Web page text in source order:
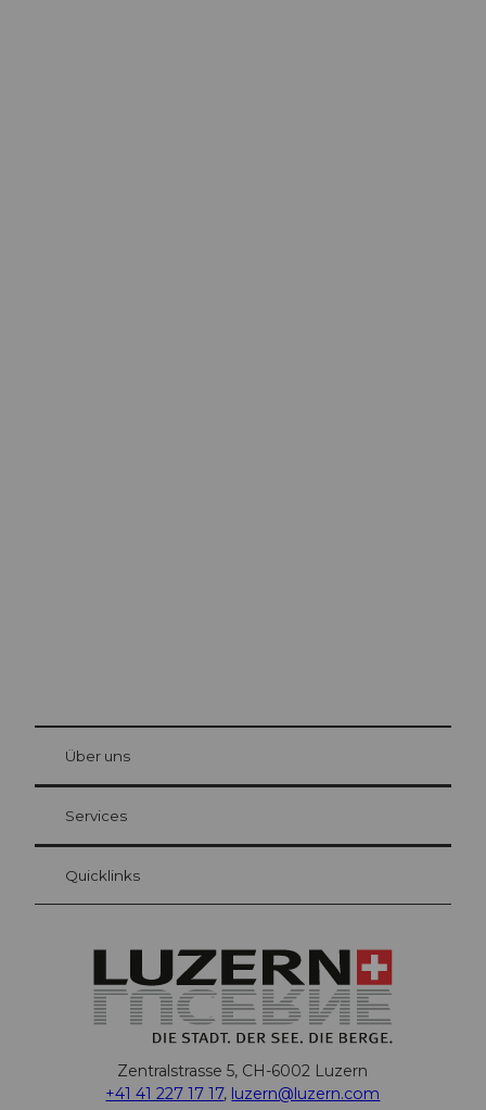
Gästekarte Luzern
Ihre Vorteile als Übernachtungsgast
at Bre
Über uns
Services
Quicklinks
Zentralstrasse 5, CH-6002 Luzern
+41 41 227 17 17, luzern@luzern.com